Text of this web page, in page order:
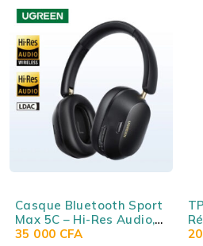
Casque Bluetooth Sport
Max 5C – Hi-Res Audio,
ANC adaptative hybride,
35 000 CFA